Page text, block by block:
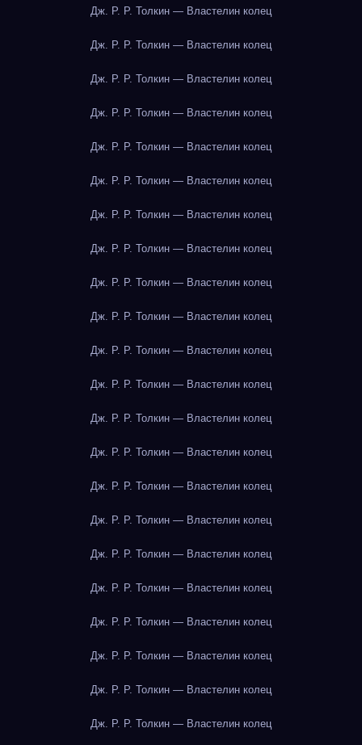
Дж. Р. Р. Толкин — Властелин колец
Дж. Р. Р. Толкин — Властелин колец
Дж. Р. Р. Толкин — Властелин колец
Дж. Р. Р. Толкин — Властелин колец
Дж. Р. Р. Толкин — Властелин колец
Дж. Р. Р. Толкин — Властелин колец
Дж. Р. Р. Толкин — Властелин колец
Дж. Р. Р. Толкин — Властелин колец
Дж. Р. Р. Толкин — Властелин колец
Дж. Р. Р. Толкин — Властелин колец
Дж. Р. Р. Толкин — Властелин колец
Дж. Р. Р. Толкин — Властелин колец
Дж. Р. Р. Толкин — Властелин колец
Дж. Р. Р. Толкин — Властелин колец
Дж. Р. Р. Толкин — Властелин колец
Дж. Р. Р. Толкин — Властелин колец
Дж. Р. Р. Толкин — Властелин колец
Дж. Р. Р. Толкин — Властелин колец
Дж. Р. Р. Толкин — Властелин колец
Дж. Р. Р. Толкин — Властелин колец
Дж. Р. Р. Толкин — Властелин колец
Дж. Р. Р. Толкин — Властелин колец